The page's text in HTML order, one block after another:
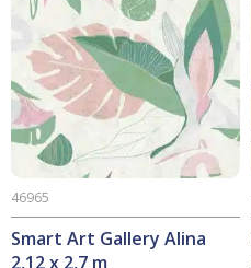
Smart Art Gallery Alina
2,12 x 2,7 m
46965